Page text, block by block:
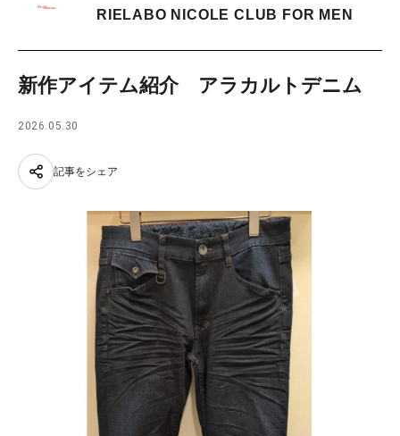
TAX FREE
日本語 RIELABO NICOLE CLUB FOR MEN
新作アイテム紹介 アラカルトデニム
2026.05.30
記事をシェア